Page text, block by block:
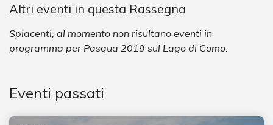
Altri eventi in questa Rassegna
Spiacenti, al momento non risultano eventi in
programma per Pasqua 2019 sul Lago di Como.
Eventi passati